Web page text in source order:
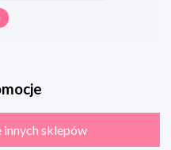
innych sklepów